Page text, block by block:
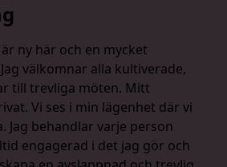
är ny här och en mycket
välkomnar alla kultiverade,
till trevliga möten. Mitt
Vi ses i min lägenhet där vi
Jag behandlar varje person
engagerad i det jag gör och